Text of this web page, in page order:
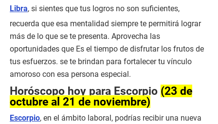
Libra, si sientes que tus logros no son suficientes,
recuerda que esa mentalidad siempre te permitirá lograr
más de lo que se te presenta. Aprovecha las
oportunidades que Es el tiempo de disfrutar los frutos de
tus esfuerzos. se te brindan para fortalecer tu vínculo
amoroso con esa persona especial.
Horóscopo hoy para Escorpio (23 de
octubre al 21 de noviembre)
Escorpio, en el ámbito laboral, podrías recibir una nueva